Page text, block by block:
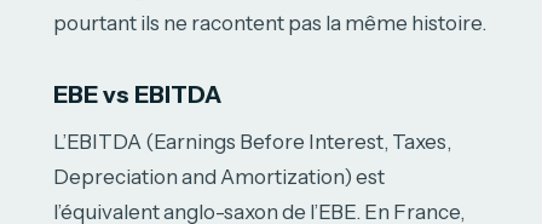
pourtant ils ne racontent pas la même histoire.
EBE vs EBITDA
L’EBITDA (Earnings Before Interest, Taxes,
Depreciation and Amortization) est
l’équivalent anglo-saxon de l’EBE. En France,